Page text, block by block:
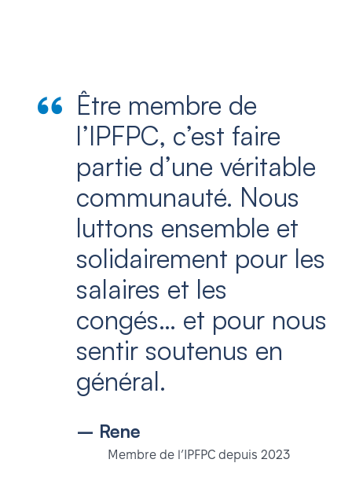
Être membre de
l’IPFPC, c’est faire
partie d’une véritable
communauté. Nous
luttons ensemble et
solidairement pour les
salaires et les
congés… et pour nous
sentir soutenus en
général.
– Rene
Membre de l’IPFPC depuis 2023